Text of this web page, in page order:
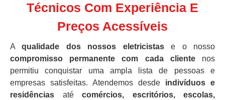
Técnicos Com Experiência E
Preços Acessíveis
Aqualidade dos nossos eletricistase o nosso
compromisso permanente com cada clientenos
permitiu conquistar uma ampla lista de pessoas e
empresas satisfeitas. Atendemos desde indivíduos e
residências até comércios, escritórios, escolas,